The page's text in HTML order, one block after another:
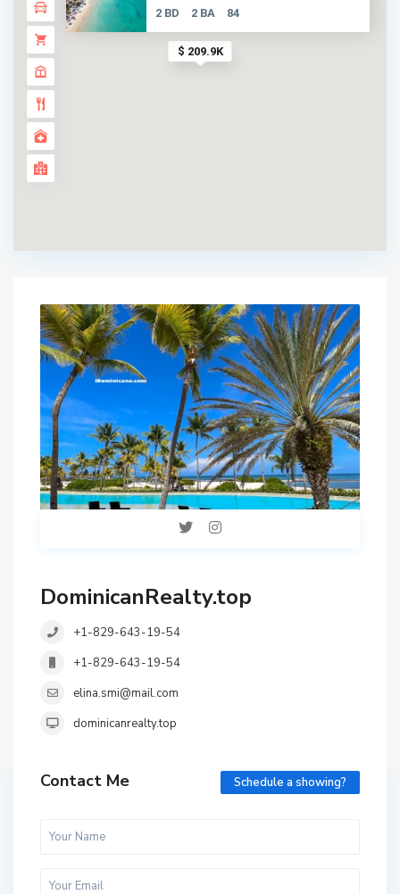
$ 209.9K
2 BD 2 BA 84
DominicanRealty.top
+1-829-643-19-54
+1-829-643-19-54
elina.smi@mail.com
dominicanrealty.top
Contact Me Schedule a showing?